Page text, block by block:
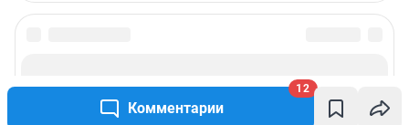
Комментарии
12